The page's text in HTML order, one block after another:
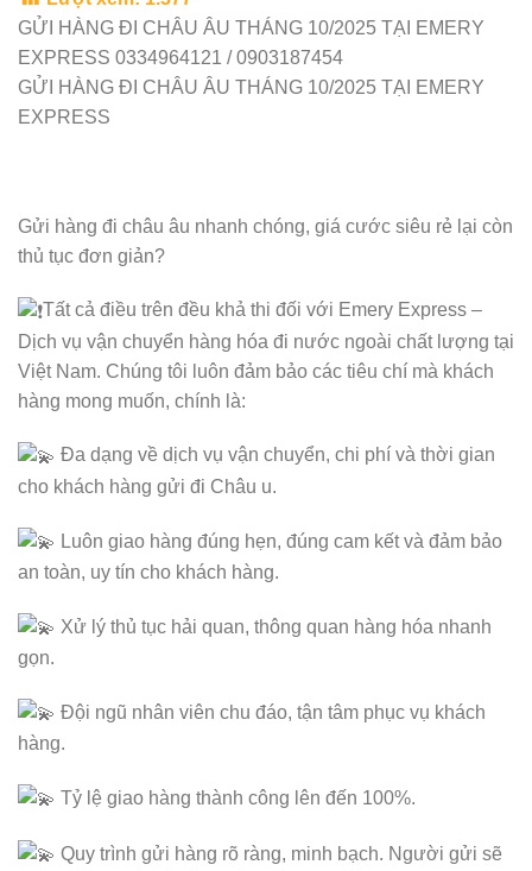
GỬI HÀNG ĐI CHÂU ÂU THÁNG 10/2025 TẠI EMERY
EXPRESS 0334964121 / 0903187454
GỬI HÀNG ĐI CHÂU ÂU THÁNG 10/2025 TẠI EMERY
EXPRESS
Gửi hàng đi châu âu nhanh chóng, giá cước siêu rẻ lại còn
thủ tục đơn giản?
Tất cả điều trên đều khả thi đối với Emery Express –
Dịch vụ vận chuyển hàng hóa đi nước ngoài chất lượng tại
Việt Nam. Chúng tôi luôn đảm bảo các tiêu chí mà khách
hàng mong muốn, chính là:
Đa dạng về dịch vụ vận chuyển, chi phí và thời gian
cho khách hàng gửi đi Châu u.
Luôn giao hàng đúng hẹn, đúng cam kết và đảm bảo
an toàn, uy tín cho khách hàng.
Xử lý thủ tục hải quan, thông quan hàng hóa nhanh
gọn.
Đội ngũ nhân viên chu đáo, tận tâm phục vụ khách
hàng.
Tỷ lệ giao hàng thành công lên đến 100%.
Quy trình gửi hàng rõ ràng, minh bạch. Người gửi sẽ